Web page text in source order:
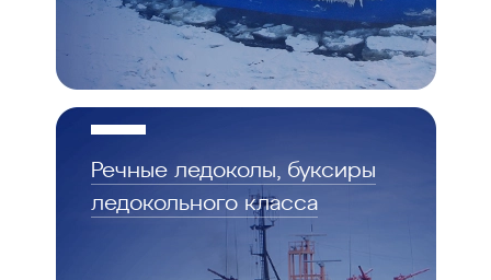
Речные ледоколы, буксиры
ледокольного класса